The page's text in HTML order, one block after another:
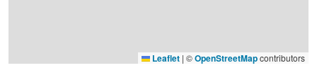
Leaflet | ©OpenStreetMapcontributors